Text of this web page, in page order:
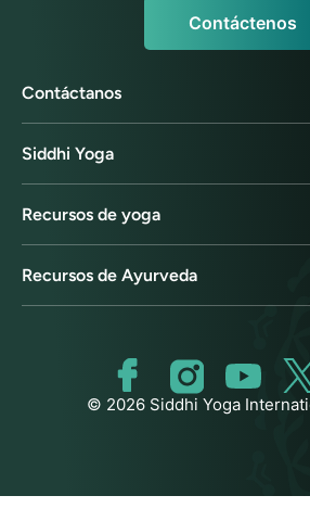
Contáctenos
Contáctanos
Siddhi Yoga
Recursos de yoga
Recursos de Ayurveda
© 2026 Siddhi Yoga